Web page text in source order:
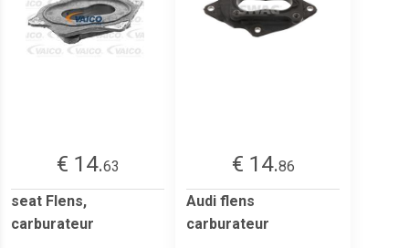
€ 14.63
seat Flens,
carburateur
€ 14.86
Audi flens
carburateur